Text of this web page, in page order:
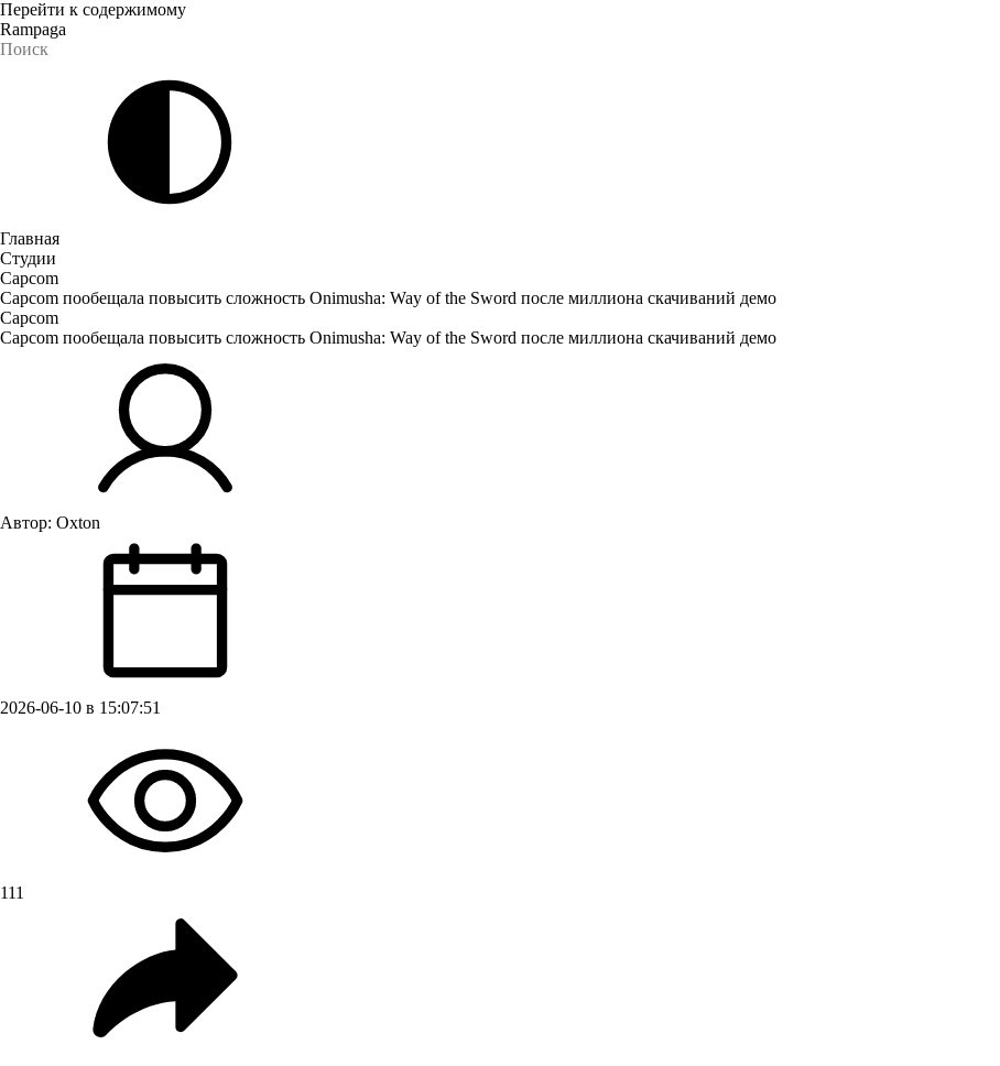
Перейти к содержимому
Rampaga
Главная
Студии
Capcom
Capcom пообещала повысить сложность Onimusha: Way of the Sword после миллиона скачиваний демо
Capcom
Capcom пообещала повысить сложность Onimusha: Way of the Sword после миллиона скачиваний демо
Автор: Oxton
2026-06-10 в 15:07:51
111